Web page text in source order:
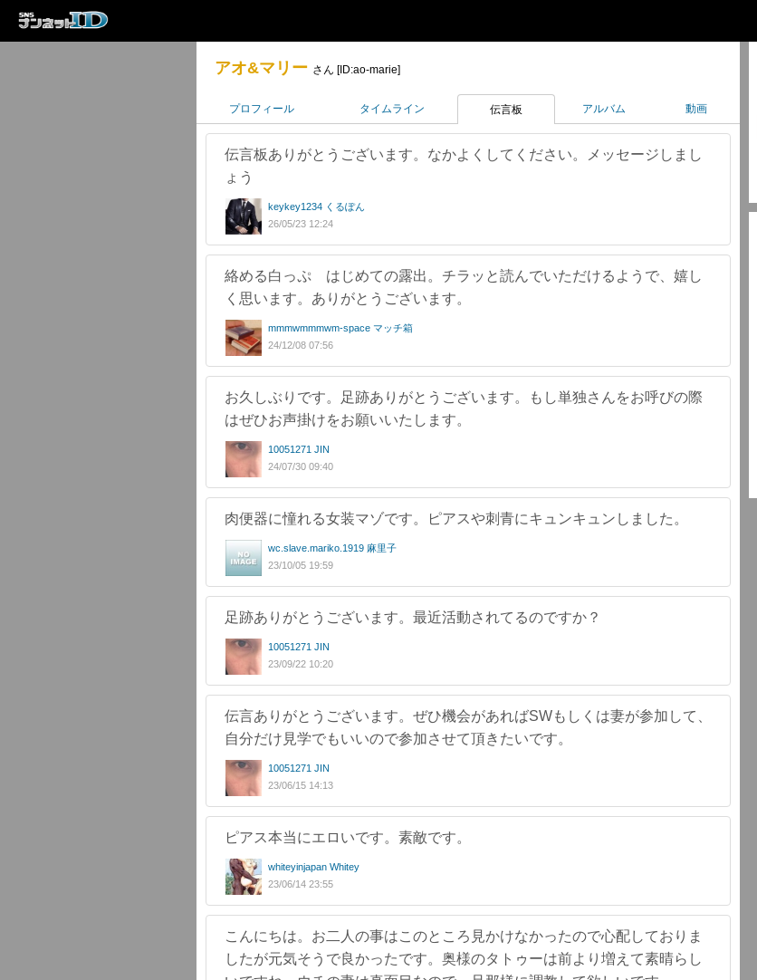
アオ&マリー さん [ID:ao-marie]
プロフィール タイムライン 伝言板 アルバム 動画
伝言板ありがとうございます。なかよくしてください。メッセージしまし
ょう
keykey1234 くるぽん
26/05/23 12:24
絡める白っぷ はじめての露出。チラッと読んでいただけるようで、嬉し
く思います。ありがとうございます。
mmmwmmmwm-space マッチ箱
24/12/08 07:56
お久しぶりです。足跡ありがとうございます。もし単独さんをお呼びの際
はぜひお声掛けをお願いいたします。
10051271 JIN
24/07/30 09:40
肉便器に憧れる女装マゾです。ピアスや刺青にキュンキュンしました。
wc.slave.mariko.1919 麻里子
23/10/05 19:59
足跡ありがとうございます。最近活動されてるのですか？
10051271 JIN
23/09/22 10:20
伝言ありがとうございます。ぜひ機会があればSWもしくは妻が参加して、
自分だけ見学でもいいので参加させて頂きたいです。
10051271 JIN
23/06/15 14:13
ピアス本当にエロいです。素敵です。
whiteyinjapan Whitey
23/06/14 23:55
こんにちは。お二人の事はこのところ見かけなかったので心配しておりま
したが元気そうで良かったです。奥様のタトゥーは前より増えて素晴らし